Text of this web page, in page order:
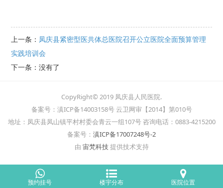
上一条： 凤庆县紧密型医共体总医院召开公立医院全面预算管理
实践培训会
下一条：没有了
CopyRight© 2019 凤庆县人民医院.
备案号：滇ICP备14003158号 云卫网审【2014】第010号
地址：凤庆县凤山镇平村村委会青云一组107号 咨询电话：0883-4215200
备案号： 滇ICP备17007248号-2
由 宙梵科技提供技术支持
预约挂号 楼宇分布 医院位置